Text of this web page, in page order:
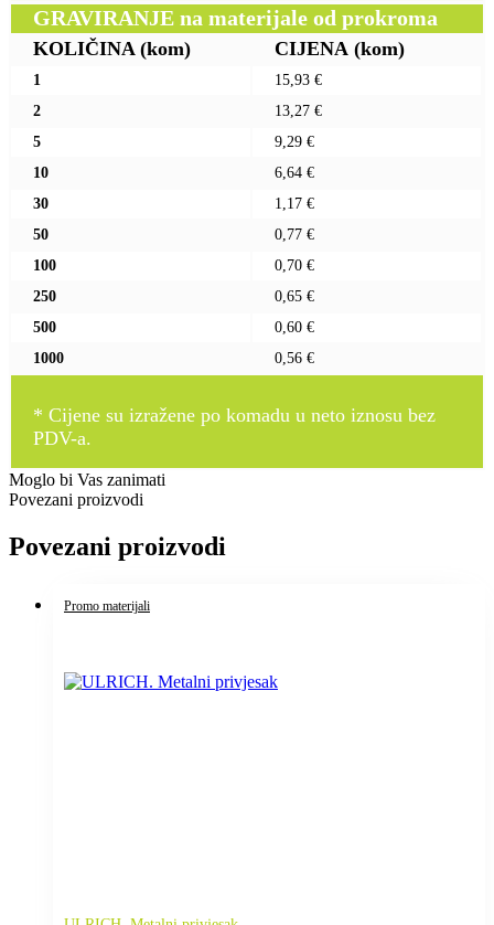
GRAVIRANJE na materijale od prokroma
KOLIČINA (kom) CIJENA (kom)
1
15,93 €
2
13,27 €
5
9,29 €
10
6,64 €
30
1,17 €
50
0,77 €
100
0,70 €
250
0,65 €
500
0,60 €
1000
0,56 €
* Cijene su izražene po komadu u neto iznosu bez
PDV-a.
Moglo bi Vas zanimati
Povezani proizvodi
Povezani proizvodi
Promo materijali